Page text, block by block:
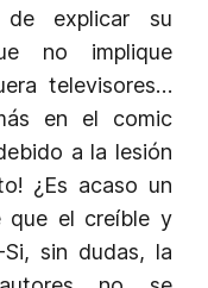
de explicar su
no implique
televisores…
en el comic
a la lesión
¿Es acaso un
que el creíble y
sin dudas, la